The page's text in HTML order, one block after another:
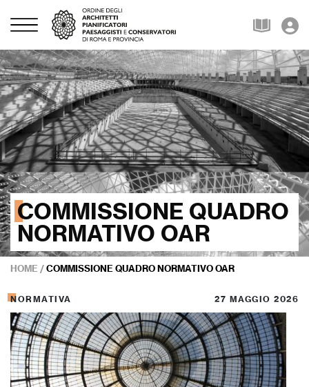
COMMISSIONE QUADRO
NORMATIVO OAR
HOME /COMMISSIONE QUADRO NORMATIVO OAR
NORMATIVA 27 MAGGIO 2026